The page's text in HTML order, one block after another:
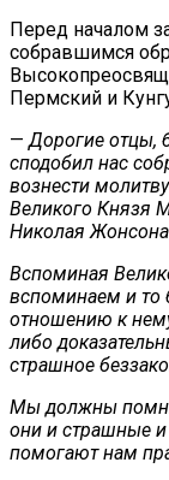
Перед началом
собравшимся
Пермский и
—Дорогие отцы,
сподобил нас
вознести
Великого Князя
Николая
Вспоминая
вспоминаем и то
отношению к
либо
страшное
Мы должны
они и страшные
помогают нам